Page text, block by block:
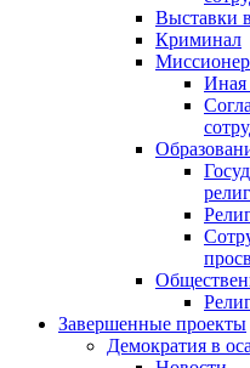
Выставки
Криминал
Иная
Завершенные проекты
Демократия в